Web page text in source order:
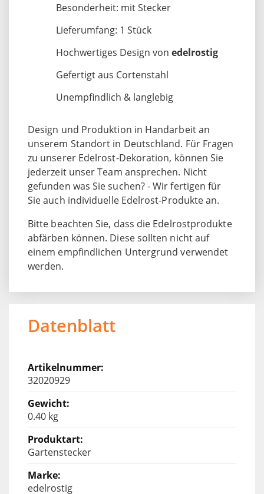
Besonderheit: mit Stecker
Lieferumfang: 1 Stück
Hochwertiges Design von edelrostig
Gefertigt aus Cortenstahl
Unempfindlich & langlebig
Design und Produktion in Handarbeit an
unserem Standort in Deutschland. Für Fragen
zu unserer Edelrost-Dekoration, können Sie
jederzeit unser Team ansprechen. Nicht
gefunden was Sie suchen? - Wir fertigen für
Sie auch individuelle Edelrost-Produkte an.
Bitte beachten Sie, dass die Edelrostprodukte
abfärben können. Diese sollten nicht auf
einem empfindlichen Untergrund verwendet
werden.
Datenblatt
32020929
0.40 kg
Gartenstecker
edelrostig